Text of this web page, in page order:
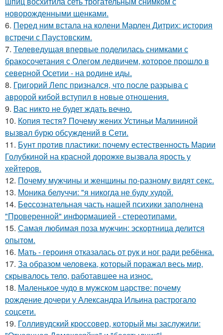
новорожденными щенками.
6. Перед ним встала на колени Марлен Дитрих: история
встречи с Паустовским.
7. Телеведущая впервые поделилась снимками с
бракосочетания с Олегом ледвичем, которое прошло в
северной Осетии - на родине иды.
8. Григорий Лепс признался, что после разрыва с
авророй кибой вступил в новые отношения.
9. Вас никто не будет ждать вечно.
10. Копия тестя? Почему жених Устиньи Малининой
вызвал бурю обсуждений в Сети.
11. Бунт против пластики: почему естественность Марии
Голубкиной на красной дорожке вызвала ярость у
хейтеров.
12. Почему мужчины и женщины по-разному видят секс.
13. Моника белуччи: "я никогда не буду худой.
14. Бecсознательная часть нашей психики заполнена
"Проверенной" информацией - стереотипами.
15. Самая любимая поза мужчин: эскортница делится
опытом.
16. Мать - героиня отказалась от рук и ног ради ребёнка.
17. За образом человека, который поражал весь мир,
скрывалось тело, работавшее на износ.
18. Маленькое чудо в мужском царстве: почему
рождение дочери у Александра Ильина растрогало
соцсети.
19. Голливудский кроссовер, который мы заслужили: